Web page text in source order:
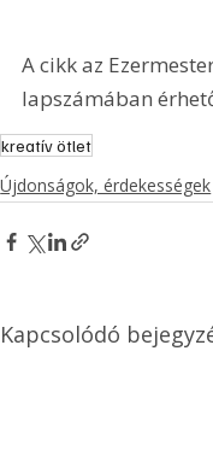
A cikk az
lapszámában
kreatív ötlet
Újdonságok, érdekességek
Kapcsolódó